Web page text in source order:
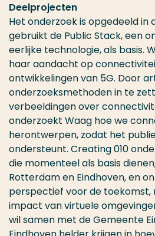
Deelprojecten
Het onderzoek is opgedeeld
gebruikt de Public Stack, een
eerlijke technologie, als basis.
haar aandacht op
ontwikkelingen van 5G. Door
onderzoeksmethoden in te
verbeeldingen over
onderzoekt Waag hoe we
herontwerpen, zodat het
ondersteunt. Creating 010
die momenteel als basis
Rotterdam en Eindhoven, en
perspectief voor de toekomst,
impact van virtuele
wil samen met de Gemeente